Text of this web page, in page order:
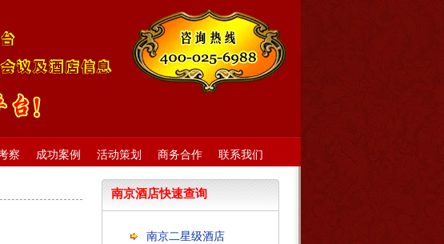
察 成功案例 活动策划 商务合作 联系我们
南京酒店快速查询
南京二星级酒店